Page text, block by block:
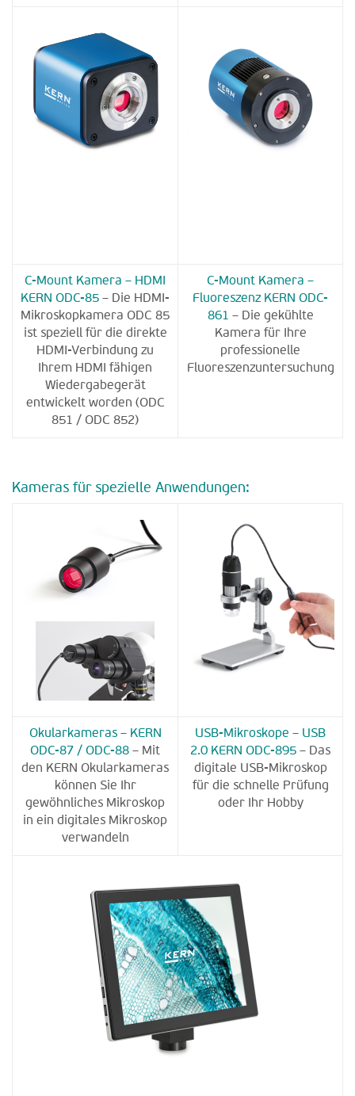
C-Mount Kamera – HDMI
KERN ODC-85 – Die HDMI-
Mikroskopkamera ODC 85
ist speziell für die direkte
HDMI-Verbindung zu
Ihrem HDMI fähigen
Wiedergabegerät
entwickelt worden (ODC
851 / ODC 852)
C-Mount Kamera –
Fluoreszenz KERN ODC-
861 – Die gekühlte
Kamera für Ihre
professionelle
Fluoreszenzuntersuchung
Kameras für spezielle Anwendungen:
Okularkameras – KERN
ODC-87 / ODC-88 – Mit
den KERN Okularkameras
können Sie Ihr
gewöhnliches Mikroskop
in ein digitales Mikroskop
verwandeln
USB-Mikroskope – USB
2.0 KERN ODC-895 – Das
digitale USB-Mikroskop
für die schnelle Prüfung
oder Ihr Hobby